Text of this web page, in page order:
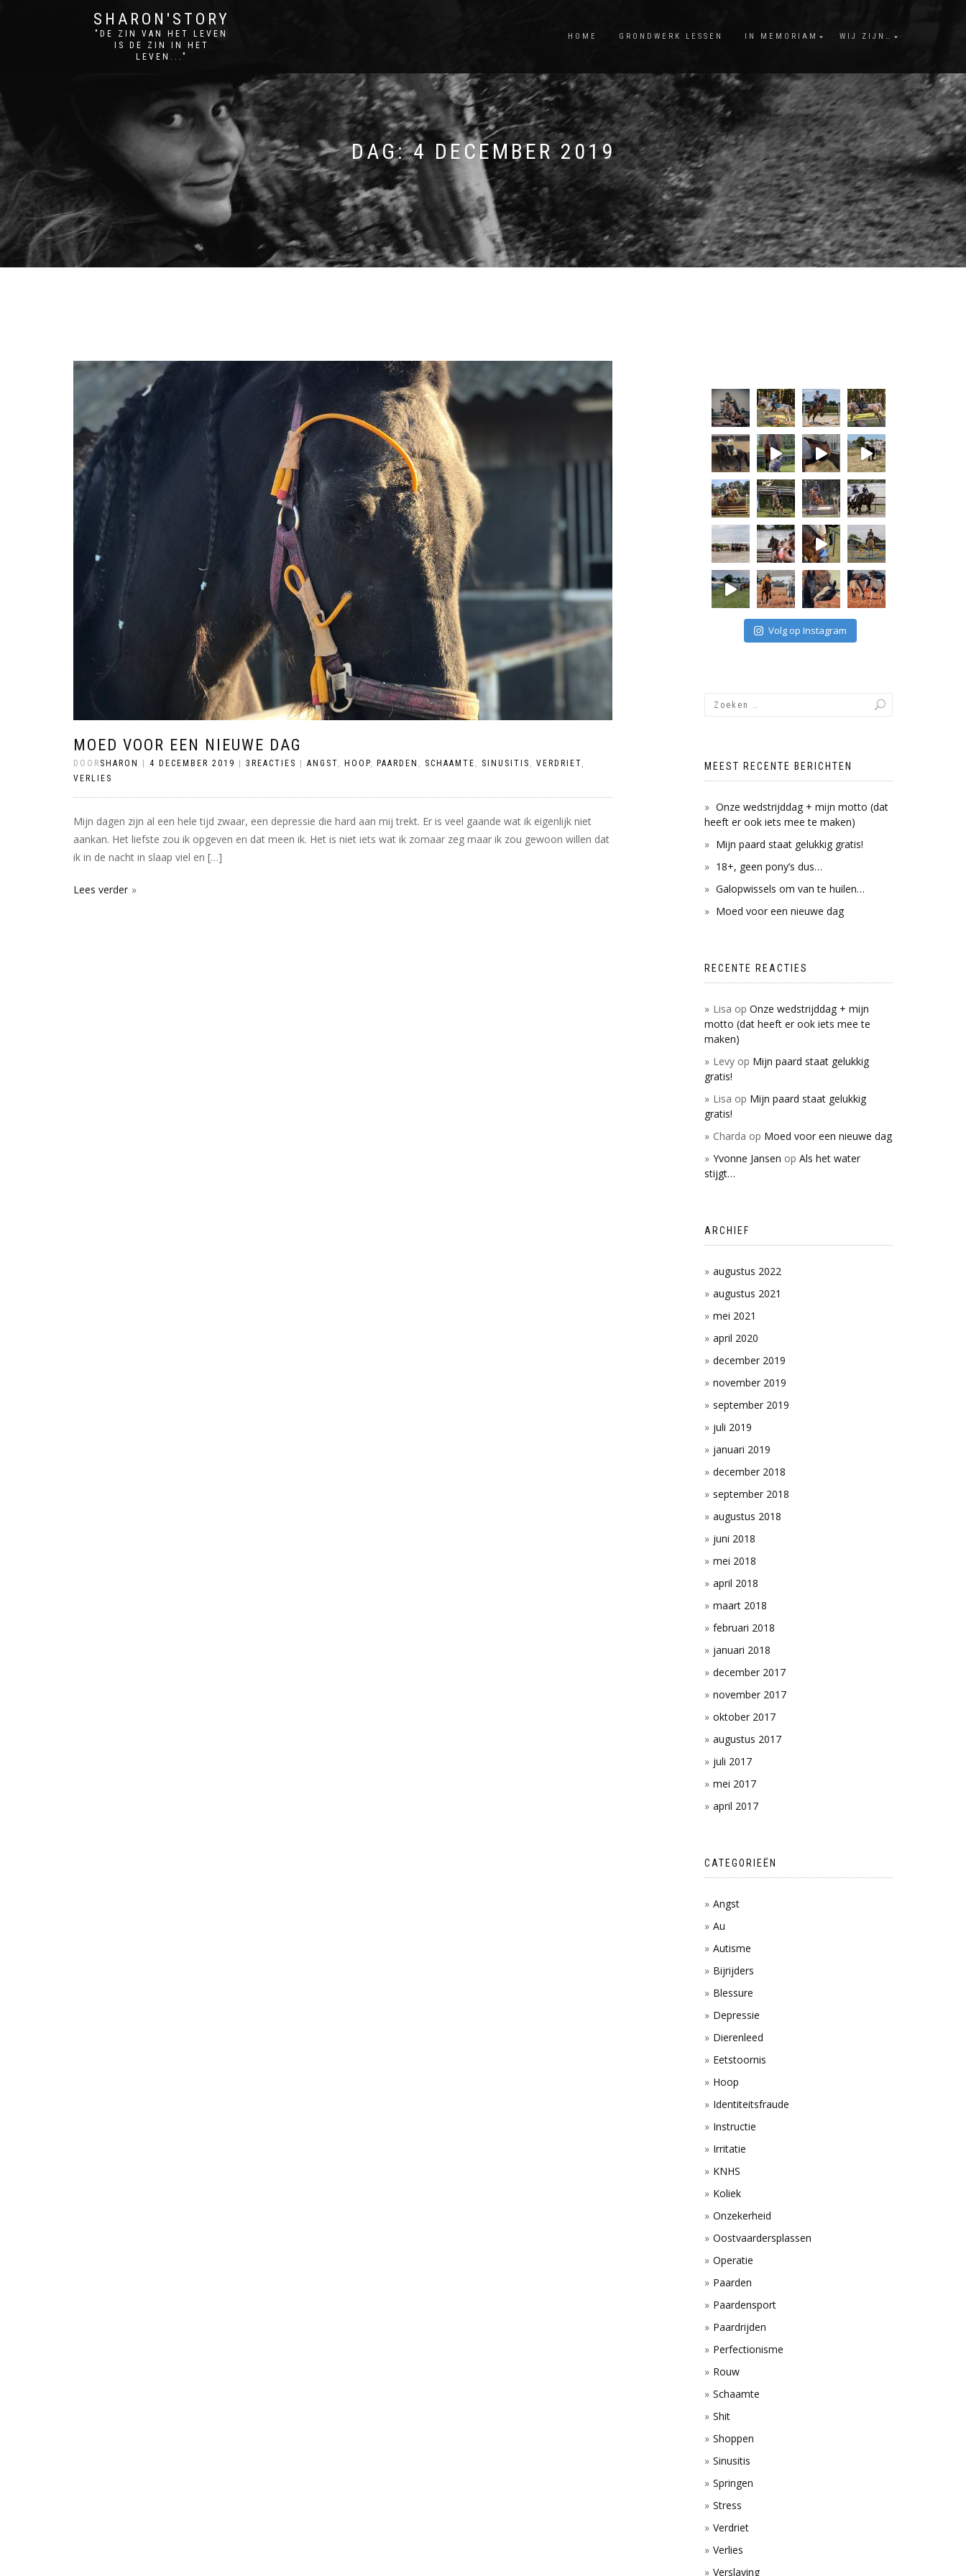
SHARON'STORY
"DE ZIN VAN HET LEVEN
IS DE ZIN IN HET
LEVEN..."
HOME GRONDWERK LESSEN IN MEMORIAM WIJ ZIJN…
DAG:4 DECEMBER 2019
MOED VOOR EEN NIEUWE DAG
DOOR SHARON 4 DECEMBER 2019 3REACTIES ANGST, HOOP, PAARDEN , SCHAAMTE , SINUSITIS , VERDRIET,
VERLIES
Mijn dagen zijn al een hele tijd zwaar, een depressie die hard aan mij trekt. Er is veel gaande wat ik eigenlijk niet
aankan. Het liefste zou ik opgeven en dat meen ik. Het is niet iets wat ik zomaar zeg maar ik zou gewoon willen dat
ik in de nacht in slaap viel en […]
Lees verder
Volg op Instagram
MEEST RECENTE BERICHTEN
Onze wedstrijddag + mijn motto (dat
heeft er ook iets mee te maken)
Mijn paard staat gelukkig gratis!
18+, geen pony’s dus…
Galopwissels om van te huilen…
Moed voor een nieuwe dag
RECENTE REACTIES
Lisa op Onze wedstrijddag + mijn
motto (dat heeft er ook iets mee te
maken)
Levyop Mijn paard staat gelukkig
gratis!
Lisa op Mijn paard staat gelukkig
gratis!
Charda op Moed voor een nieuwe dag
Yvonne Jansen op Als het water
stijgt…
ARCHIEF
augustus 2022
augustus 2021
mei 2021
april 2020
december 2019
november 2019
september 2019
juli 2019
januari 2019
december 2018
september 2018
augustus 2018
juni 2018
mei 2018
april 2018
maart 2018
februari 2018
januari 2018
december 2017
november 2017
oktober 2017
augustus 2017
juli 2017
mei 2017
april 2017
CATEGORIEËN
Angst
Au
Autisme
Bijrijders
Blessure
Depressie
Dierenleed
Eetstoornis
Hoop
Identiteitsfraude
Instructie
Irritatie
KNHS
Koliek
Onzekerheid
Oostvaardersplassen
Operatie
Paarden
Paardensport
Paardrijden
Perfectionisme
Rouw
Schaamte
Shit
Shoppen
Sinusitis
Springen
Stress
Verdriet
Verlies
Verslaving